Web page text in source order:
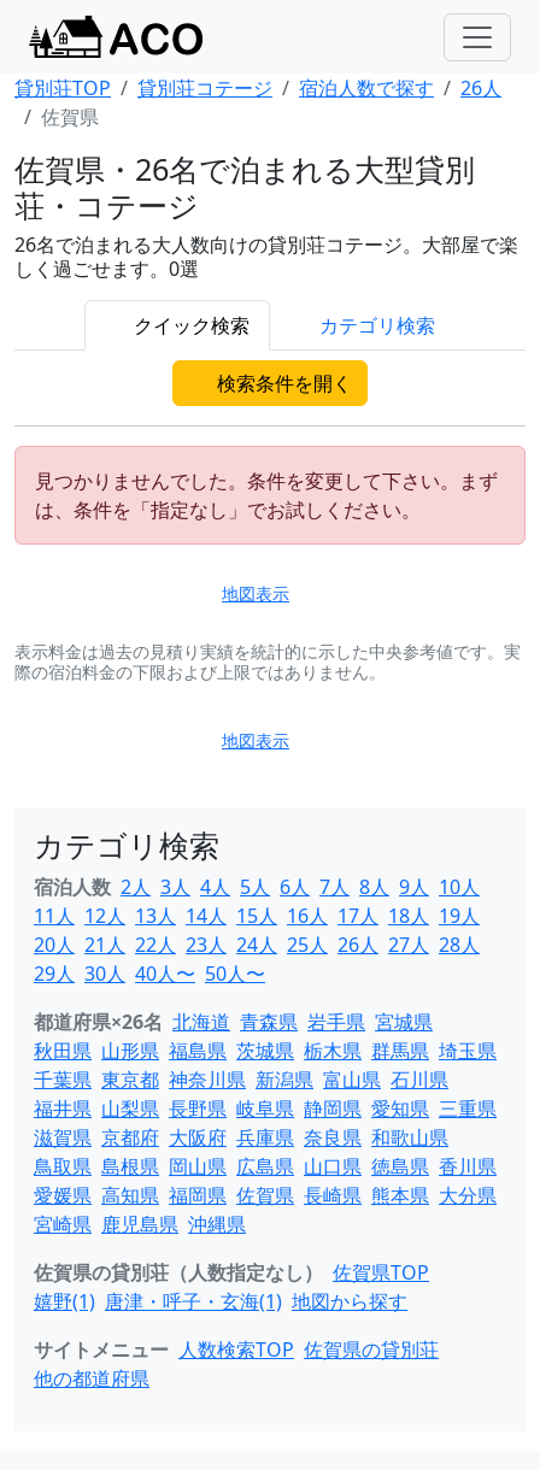
貸別荘TOP 貸別荘コテージ 宿泊人数で探す
26人
佐賀県
佐賀県・26名で泊まれる大型貸別
荘・コテージ
26名で泊まれる大人数向けの貸別荘コテージ。大部屋で楽
しく過ごせます。0選
クイック検索 カテゴリ検索
検索条件を開く
見つかりませんでした。条件を変更して下さい。まず
は、条件を「指定なし」でお試しください。
地図表示
表示料金は過去の見積り実績を統計的に示した中央参考値です。実
際の宿泊料金の下限および上限ではありません。
地図表示
カテゴリ検索
宿泊人数 2人 3人 4人 5人 6人 7人 8人 9人 10人
11人 12人 13人 14人 15人 16人 17人 18人 19人
20人 21人 22人 23人 24人 25人 26人 27人 28人
29人 30人 40人〜 50人〜
都道府県×26名 北海道 青森県 岩手県 宮城県
秋田県 山形県 福島県 茨城県 栃木県 群馬県 埼玉県
千葉県 東京都 神奈川県 新潟県 富山県 石川県
福井県 山梨県 長野県 岐阜県 静岡県 愛知県 三重県
滋賀県 京都府 大阪府 兵庫県 奈良県 和歌山県
鳥取県 島根県 岡山県 広島県 山口県 徳島県 香川県
愛媛県 高知県 福岡県 佐賀県 長崎県 熊本県 大分県
宮崎県 鹿児島県 沖縄県
佐賀県の貸別荘（人数指定なし）
佐賀県TOP
嬉野(1) 唐津・呼子・玄海(1) 地図から探す
サイトメニュー 人数検索TOP 佐賀県の貸別荘
他の都道府県